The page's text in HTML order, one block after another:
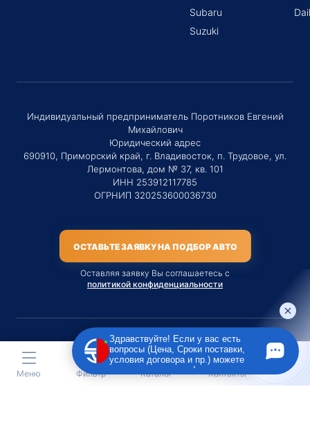
Subaru
Suzuki
Индивидуальный предприниматель Поротников Евгений
Михайлович
Юридический адрес
690910, Приморский край, г. Владивосток, п. Трудовое, ул.
Лермонтова, дом № 37, кв. 101
ИНН 253912117785
ОГРНИП 320253600036730
ОСТАВЬТЕ ЗАЯВКУ НА ПОДБОР АВТО
Оставляя заявку Вы соглашаетесь с
политикой конфиденциальности
Материалы данного сайта являются публичной офертой
только на услугу сопровождения Агентом приобретения
транспортного средства Клиентом.
Меню Фильтр Каталог Контакты
Здравствуйте! Если у вас есть
вопросы (Цена, Сроки поставки,
условия договора и пр.) можете
задать их мне в чат!